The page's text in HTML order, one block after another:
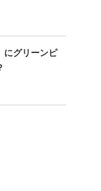
にグリーンピ